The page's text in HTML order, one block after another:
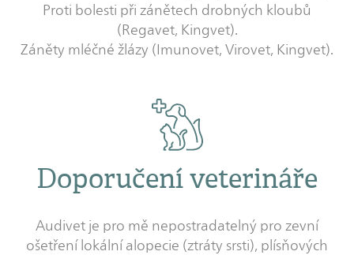
Proti bolesti při zánětech drobných kloubů
(Regavet, Kingvet).
Záněty mléčné žlázy (Imunovet, Virovet, Kingvet).
Doporučení veterináře
Audivet je pro mě nepostradatelný pro zevní
ošetření lokální alopecie (ztráty srsti), plísňových